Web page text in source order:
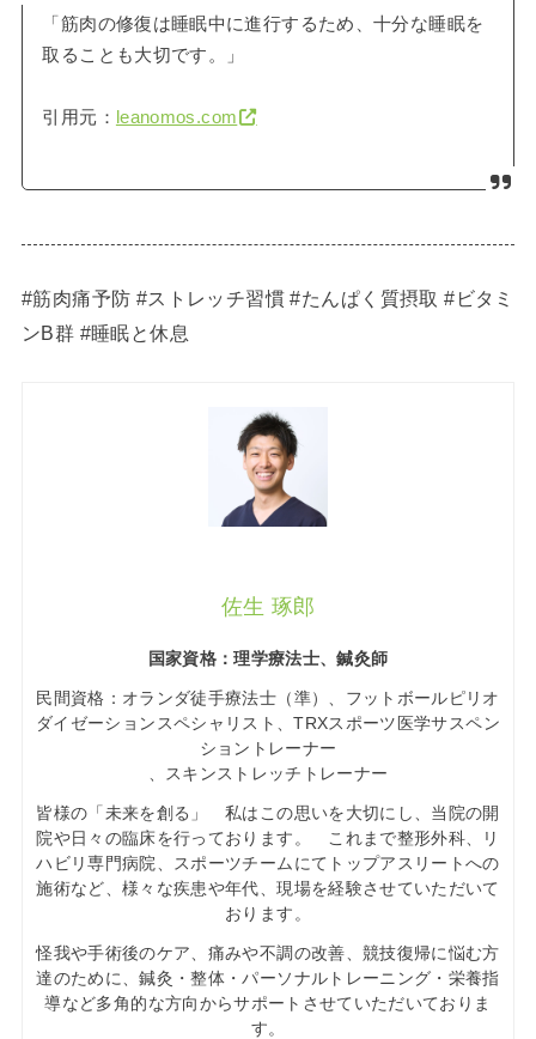
「筋肉の修復は睡眠中に進行するため、十分な睡眠を
取ることも大切です。」
引用元： leanomos.com
#筋肉痛予防 #ストレッチ習慣 #たんぱく質摂取 #ビタミ
ンB群 #睡眠と休息
佐生 琢郎
国家資格：理学療法士、鍼灸師
民間資格：オランダ徒手療法士（準）、フットボールピリオ
ダイゼーションスペシャリスト、TRXスポーツ医学サスペン
ショントレーナー
、スキンストレッチトレーナー
皆様の「未来を創る」 私はこの思いを大切にし、当院の開
院や日々の臨床を行っております。 これまで整形外科、リ
ハビリ専門病院、スポーツチームにてトップアスリートへの
施術など、様々な疾患や年代、現場を経験させていただいて
おります。
怪我や手術後のケア、痛みや不調の改善、競技復帰に悩む方
達のために、鍼灸・整体・パーソナルトレーニング・栄養指
導など多角的な方向からサポートさせていただいておりま
す。